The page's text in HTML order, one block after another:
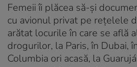
Femeii îi plăcea să-și
cu avionul privat pe rețelele
arătat locurile în care se află
drogurilor, la Paris, în Dubai,
Columbia ori acasă, la